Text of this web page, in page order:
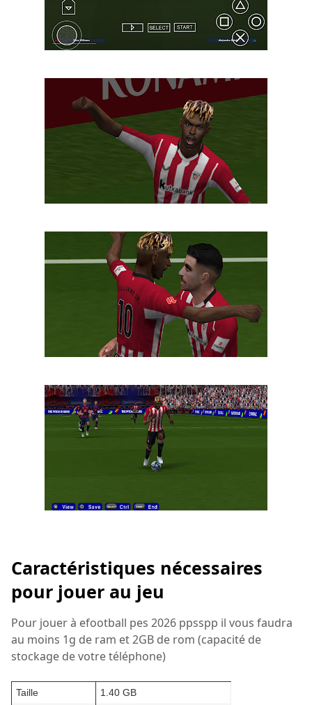
Caractéristiques nécessaires
pour jouer au jeu
Pour jouer à efootball pes 2026 ppsspp il vous faudra
au moins 1g de ram et 2GB de rom (capacité de
stockage de votre téléphone)
Taille
1.40 GB